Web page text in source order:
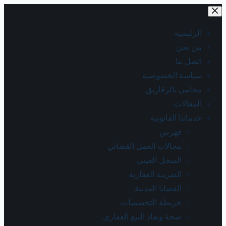
الرئيسية
من نحن
اتصل بنا
سياسة الخصوصية
محامي بالزقازيق
المقالات
خدماتنا القانونية
فهرس
مجالات العمل القضائي
السجل العيني
الضريبة العقارية
القضايا المدنية
خريطة التخصصات
صحة ونفاذ البيع العقاري